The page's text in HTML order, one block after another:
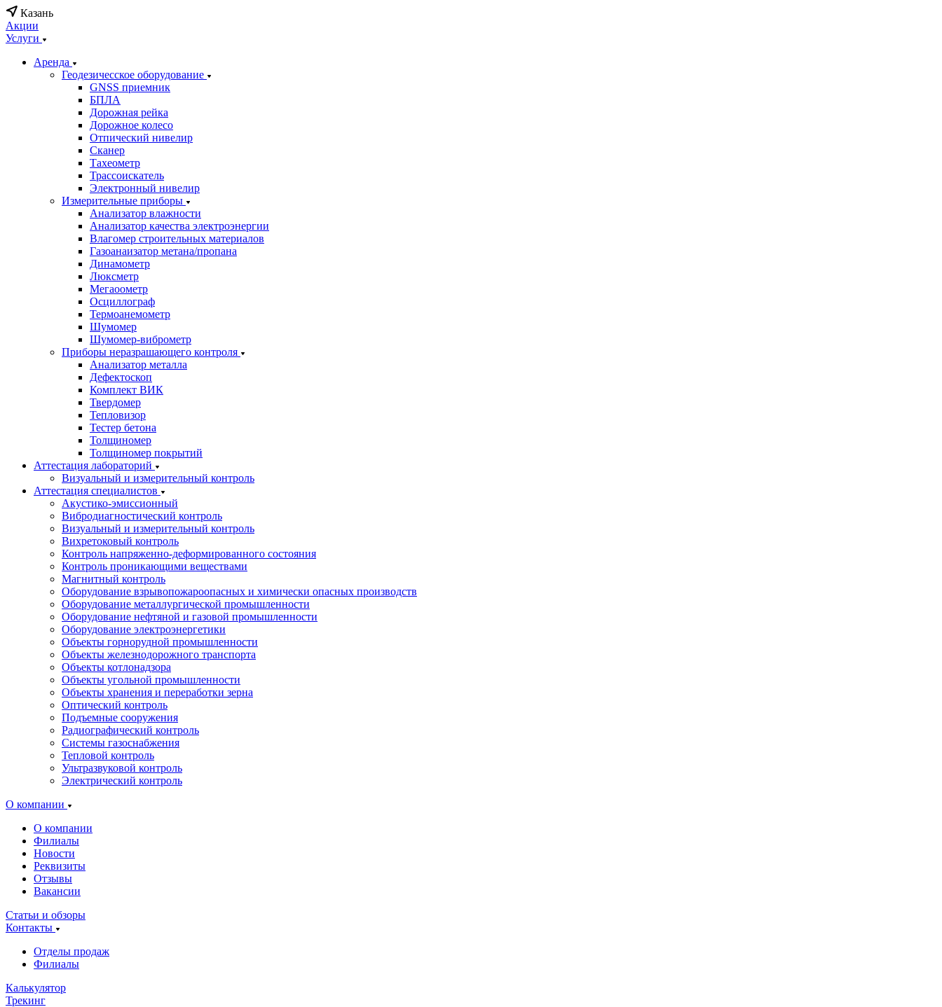
Казань
Акции
Услуги
Аренда
Геодезичесское оборудование
GNSS приемник
БПЛА
Дорожная рейка
Дорожное колесо
Отпический нивелир
Сканер
Тахеометр
Трассоискатель
Электронный нивелир
Измерительные приборы
Анализатор влажности
Анализатор качества электроэнергии
Влагомер строительных материалов
Газоанаизатор метана/пропана
Динамометр
Люксметр
Мегаоометр
Осциллограф
Термоанемометр
Шумомер
Шумомер-виброметр
Приборы неразрашающего контроля
Анализатор металла
Дефектоскоп
Комплект ВИК
Твердомер
Тепловизор
Тестер бетона
Толщиномер
Толщиномер покрытий
Аттестация лабораторий
Визуальный и измерительный контроль
Аттестация специалистов
Акустико-эмиссионный
Вибродиагностический контроль
Визуальный и измерительный контроль
Вихретоковый контроль
Контроль напряженно-деформированного состояния
Контроль проникающими веществами
Магнитный контроль
Оборудование взрывопожароопасных и химически опасных производств
Оборудование металлургической промышленности
Оборудование нефтяной и газовой промышленности
Оборудование электроэнергетики
Объекты горнорудной промышленности
Объекты железнодорожного транспорта
Объекты котлонадзора
Объекты угольной промышленности
Объекты хранения и переработки зерна
Оптический контроль
Подъемные сооружения
Радиографический контроль
Системы газоснабжения
Тепловой контроль
Ультразвуковой контроль
Электрический контроль
О компании
О компании
Филиалы
Новости
Реквизиты
Отзывы
Вакансии
Статьи и обзоры
Контакты
Отделы продаж
Филиалы
Калькулятор
Трекинг